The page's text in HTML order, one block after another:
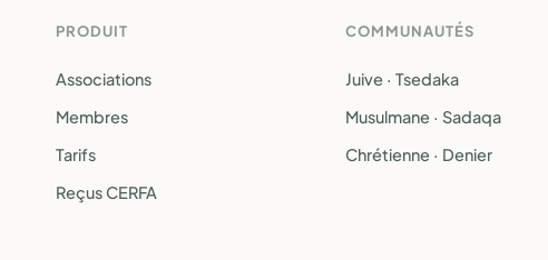
PRODUIT
Associations
Membres
Tarifs
Reçus CERFA
COMMUNAUTÉS
Juive · Tsedaka
Musulmane · Sadaqa
Chrétienne · Denier